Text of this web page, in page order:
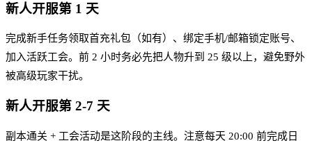
新人开服第 1 天
完成新手任务领取首充礼包（如有）、绑定手机/邮箱锁定账号、
加入活跃工会。前 2 小时务必先把人物升到 25 级以上，避免野外
被高级玩家干扰。
新人开服第 2-7 天
副本通关 + 工会活动是这阶段的主线。注意每天 20:00 前完成日